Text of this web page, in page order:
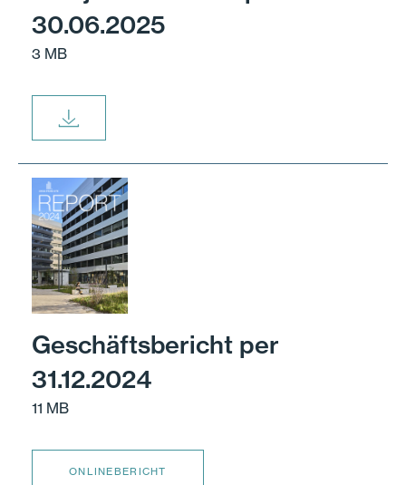
30.06.2025
3 MB
Geschäftsbericht per
31.12.2024
11 MB
ONLINEBERICHT